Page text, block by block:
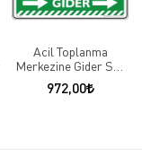
Acil Toplanma
Merkezine Gider Sağ
Ok
972,00